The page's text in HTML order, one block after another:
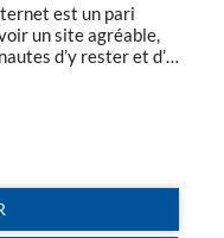
est un pari
un site agréable,
d’y rester et d’y
web de votre
site web […]